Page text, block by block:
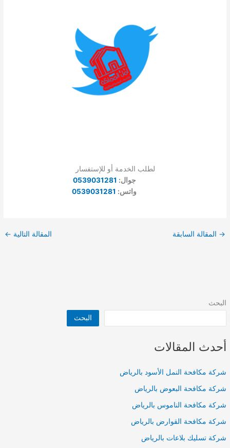
البحث
البحث
أحدث المقالات
شركة مكافحة النمل الأسود بالرياض
شركة مكافحة البعوض بالرياض
شركة مكافحة الناموس بالرياض
شركة مكافحة القوارض بالرياض
شركة تسليك بلاعات بالرياض
لطلب الخدمة أو للإستفسار
جوال: 0539031281
واتس: 0539031281
→ المقالة السابقة المقالة التالية ←